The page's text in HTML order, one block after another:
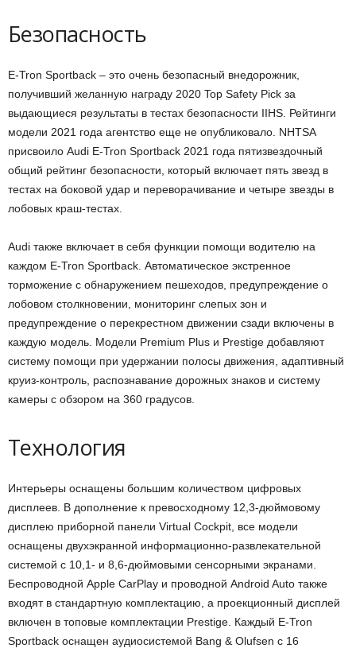
Безопасность
E-Tron Sportback – это очень безопасный внедорожник,
получивший желанную награду 2020 Top Safety Pick за
выдающиеся результаты в тестах безопасности IIHS. Рейтинги
модели 2021 года агентство еще не опубликовало. NHTSA
присвоило Audi E-Tron Sportback 2021 года пятизвездочный
общий рейтинг безопасности, который включает пять звезд в
тестах на боковой удар и переворачивание и четыре звезды в
лобовых краш-тестах.
Audi также включает в себя функции помощи водителю на
каждом E-Tron Sportback. Автоматическое экстренное
торможение с обнаружением пешеходов, предупреждение о
лобовом столкновении, мониторинг слепых зон и
предупреждение о перекрестном движении сзади включены в
каждую модель. Модели Premium Plus и Prestige добавляют
систему помощи при удержании полосы движения, адаптивный
круиз-контроль, распознавание дорожных знаков и систему
камеры с обзором на 360 градусов.
Технология
Интерьеры оснащены большим количеством цифровых
дисплеев. В дополнение к превосходному 12,3-дюймовому
дисплею приборной панели Virtual Cockpit, все модели
оснащены двухэкранной информационно-развлекательной
системой с 10,1- и 8,6-дюймовыми сенсорными экранами.
Беспроводной Apple CarPlay и проводной Android Auto также
входят в стандартную комплектацию, а проекционный дисплей
включен в топовые комплектации Prestige. Каждый E-Tron
Sportback оснащен аудиосистемой Bang & Olufsen с 16